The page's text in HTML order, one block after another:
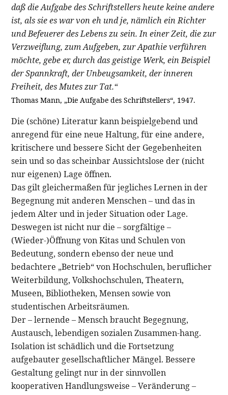
daß die Aufgabe des Schriftstellers heute keine andere
ist, als sie es war von eh und je, nämlich ein Richter
und Befeuerer des Lebens zu sein. In einer Zeit, die zur
Verzweiflung, zum Aufgeben, zur Apathie verführen
möchte, gebe er, durch das geistige Werk, ein Beispiel
der Spannkraft, der Unbeugsamkeit, der inneren
Freiheit, des Mutes zur Tat.“
Thomas Mann, „Die Aufgabe des Schriftstellers“, 1947.
Die (schöne) Literatur kann beispielgebend und
anregend für eine neue Haltung, für eine andere,
kritischere und bessere Sicht der Gegebenheiten
sein und so das scheinbar Aussichtslose der (nicht
nur eigenen) Lage öffnen.
Das gilt gleichermaßen für jegliches Lernen in der
Begegnung mit anderen Menschen – und das in
jedem Alter und in jeder Situation oder Lage.
Deswegen ist nicht nur die – sorgfältige –
(Wieder-)Öffnung von Kitas und Schulen von
Bedeutung, sondern ebenso der neue und
bedachtere „Betrieb“ von Hochschulen, beruflicher
Weiterbildung, Volkshochschulen, Theatern,
Museen, Bibliotheken, Mensen sowie von
studentischen Arbeitsräumen.
Der – lernende – Mensch braucht Begegnung,
Austausch, lebendigen sozialen Zusammen-hang.
Isolation ist schädlich und die Fortsetzung
aufgebauter gesellschaftlicher Mängel. Bessere
Gestaltung gelingt nur in der sinnvollen
kooperativen Handlungsweise – Veränderung –